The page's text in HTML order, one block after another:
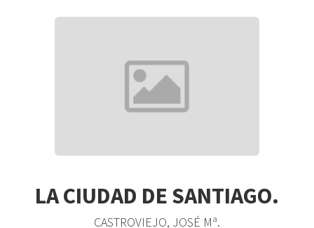
LA CIUDAD DE SANTIAGO.
CASTROVIEJO, JOSÉ Mª.